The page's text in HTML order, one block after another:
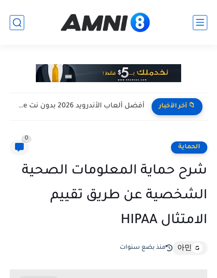
📁 آخر الأخبار أفضل ألعاب الأندرويد 2026 بدون نت Offline للأجهزة الضعيفة
الحماية
0
شرح حماية المعلومات الصحية
الشخصية عن طريق تقييم
الامتثال HIPAA
아민 منذ بضع سنوات